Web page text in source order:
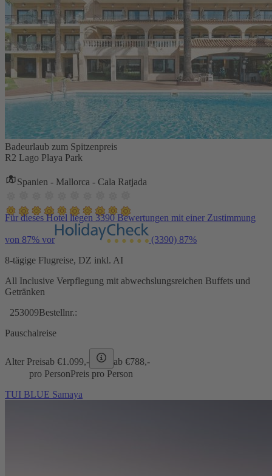
Badeurlaub zum Spitzenpreis
R2 Lago Playa Park
Spanien - Mallorca - Cala Ratjada
Für dieses Hotel liegen 3390 Bewertungen mit einer Zustimmung
von 87% vor (3390) 87%
8-tägige Flugreise, DZ inkl. AI
All Inclusive Verpflegung mit abwechslungsreichen Buffets und
Getränken
253009Bestellnr.:
Pauschalreise
Alter Preisab €1.099,- ab €788,-
pro PersonPreis pro Person
TUI BLUE Samaya